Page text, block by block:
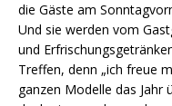
die Gäste am
Und sie werden vom
und
Treffen, denn „ich freue
ganzen Modelle das Jahr